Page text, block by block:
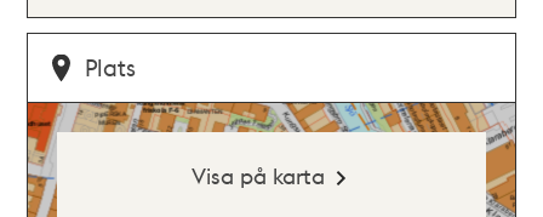
Plats
Visa på karta